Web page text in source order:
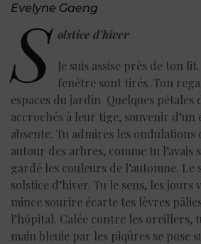
Evelyne Gaeng
S olstice d’hiver
Je suis assise près de ton
fenêtre sont tirés. Ton
espaces du jardin. Quelques pétales
accrochés à leur tige, souvenir d’un
absente. Tu admires les
autour des arbres, comme tu l’avais
gardé les couleurs de l’automne. Le
solstice d’hiver. Tu le sens, les
mince sourire écarte tes lèvres
l’hôpital. Calée contre les oreillers,
main bleuie par les piqûres se pose